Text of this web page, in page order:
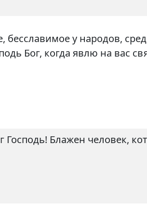
у народов,
Бог, когда явлю на вас
Господь! Блажен человек,